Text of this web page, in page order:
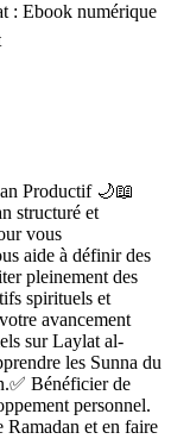
: Ebook numérique
Productif 🌙📖
structuré et
vous
aide à définir des
pleinement des
spirituels et
avancement
sur Laylat al-
les Sunna du
Bénéficier de
personnel.
et en faire